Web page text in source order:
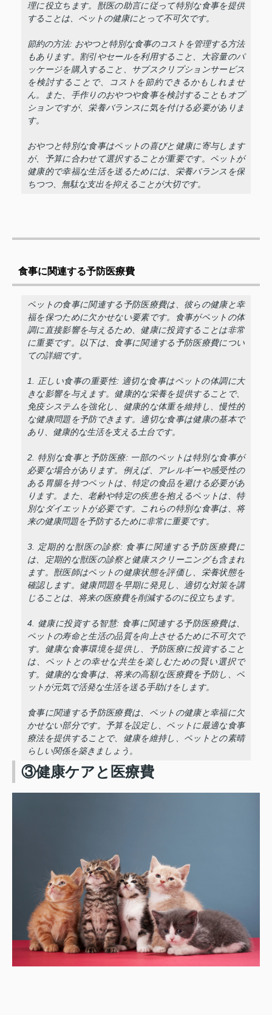
理に役立ちます。獣医の助言に従って特別な食事を提供
することは、ペットの健康にとって不可欠です。
節約の方法: おやつと特別な食事のコストを管理する方法
もあります。割引やセールを利用すること、大容量のパ
ッケージを購入すること、サブスクリプションサービス
を検討することで、コストを節約できるかもしれませ
ん。また、手作りのおやつや食事を検討することもオプ
ションですが、栄養バランスに気を付ける必要がありま
す。
おやつと特別な食事はペットの喜びと健康に寄与します
が、予算に合わせて選択することが重要です。ペットが
健康的で幸福な生活を送るためには、栄養バランスを保
ちつつ、無駄な支出を抑えることが大切です。
食事に関連する予防医療費
ペットの食事に関連する予防医療費は、彼らの健康と幸
福を保つために欠かせない要素です。食事がペットの体
調に直接影響を与えるため、健康に投資することは非常
に重要です。以下は、食事に関連する予防医療費につい
ての詳細です。
1. 正しい食事の重要性: 適切な食事はペットの体調に大
きな影響を与えます。健康的な栄養を提供することで、
免疫システムを強化し、健康的な体重を維持し、慢性的
な健康問題を予防できます。適切な食事は健康の基本で
あり、健康的な生活を支える土台です。
2. 特別な食事と予防医療: 一部のペットは特別な食事が
必要な場合があります。例えば、アレルギーや感受性の
ある胃腸を持つペットは、特定の食品を避ける必要があ
ります。また、老齢や特定の疾患を抱えるペットは、特
別なダイエットが必要です。これらの特別な食事は、将
来の健康問題を予防するために非常に重要です。
3. 定期的な獣医の診察: 食事に関連する予防医療費に
は、定期的な獣医の診察と健康スクリーニングも含まれ
ます。獣医師はペットの健康状態を評価し、栄養状態を
確認します。健康問題を早期に発見し、適切な対策を講
じることは、将来の医療費を削減するのに役立ちます。
4. 健康に投資する智慧: 食事に関連する予防医療費は、
ペットの寿命と生活の品質を向上させるために不可欠で
す。健康な食事環境を提供し、予防医療に投資すること
は、ペットとの幸せな共生を楽しむための賢い選択で
す。健康的な食事は、将来の高額な医療費を予防し、ペ
ットが元気で活発な生活を送る手助けをします。
食事に関連する予防医療費は、ペットの健康と幸福に欠
かせない部分です。予算を設定し、ペットに最適な食事
療法を提供することで、健康を維持し、ペットとの素晴
らしい関係を築きましょう。
③健康ケアと医療費